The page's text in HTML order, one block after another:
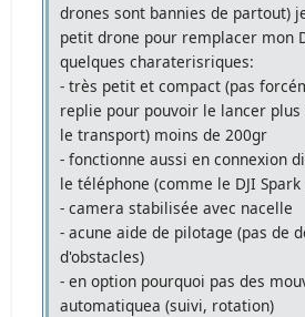
drones sont bannies de partout)
petit drone pour remplacer mon
quelques charaterisriques:
- très petit et compact (pas
replie pour pouvoir le lancer
le transport) moins de 200gr
- fonctionne aussi en connexion
le téléphone (comme le DJI
- camera stabilisée avec nacelle
- acune aide de pilotage (pas de
d'obstacles)
- en option pourquoi pas des
automatiquea (suivi, rotation)